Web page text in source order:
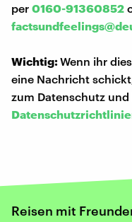
per 0160-91360852
Wichtig:Wenn ihr
eine Nachricht
zum Datenschutz
Reisen mit